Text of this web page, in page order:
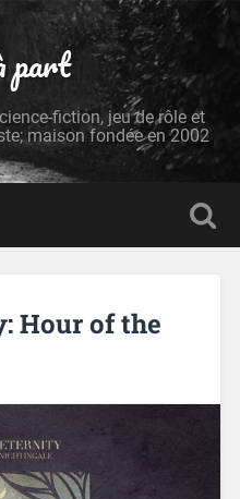
part
fiction, jeu de rôle et
maison fondée en 2002
Hour of the